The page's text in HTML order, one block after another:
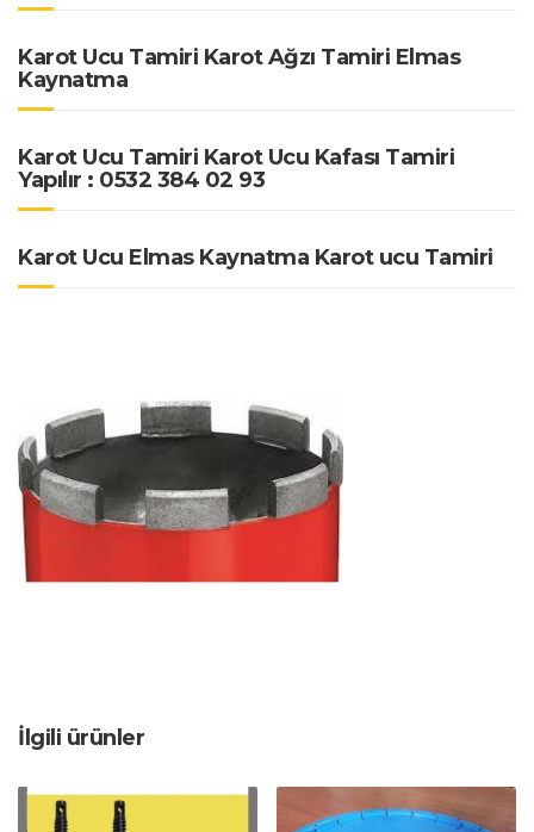
Karot Ucu Tamiri Karot Ağzı Tamiri Elmas
Kaynatma
Karot Ucu Tamiri Karot Ucu Kafası Tamiri
Yapılır : 0532 384 02 93
Karot Ucu Elmas Kaynatma Karot ucu Tamiri
İlgili ürünler